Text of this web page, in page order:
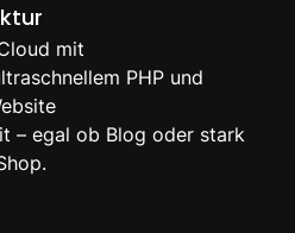
mit
PHP und
– egal ob Blog oder stark